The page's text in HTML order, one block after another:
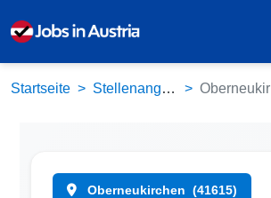
Startseite Stellenangebote Oberneukirchen (41615)
Oberneukirchen (41615)